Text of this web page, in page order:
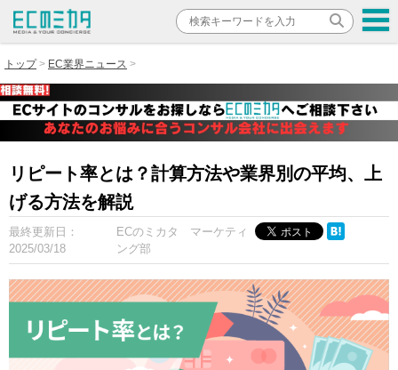
トップ EC業界ニュース
リピート率とは？計算方法や業界別の平均、上
げる方法を解説
最終更新日：
2025/03/18
ECのミカタ マーケティ
ング部